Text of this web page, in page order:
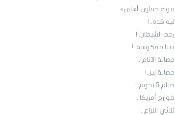
فوك حماري أهلي»
ليه كده..!
رحم الشيطان..!
دنيا معكوسة..!
حصالة الآثام..!
حصالة ليز..!
صيام 5 نجوم..!
خوارج أمريكا..!
ثلاثي النزاع..!